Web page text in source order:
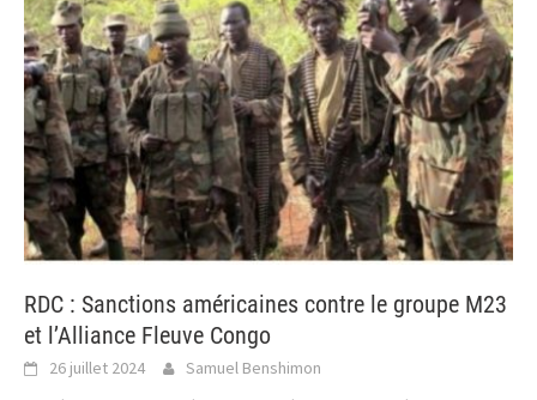
RDC : Sanctions américaines contre le groupe M23
et l’Alliance Fleuve Congo
26 juillet 2024 Samuel Benshimon